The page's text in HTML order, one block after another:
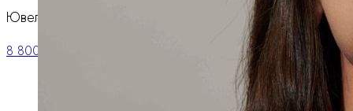
Ювелирные украшения
8 800 234 0217
Корзина